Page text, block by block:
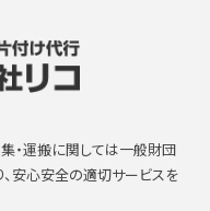
・運搬に関しては一般財団
安心安全の適切サービスを